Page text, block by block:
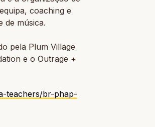
coaching e
de música.
pela Plum Village
e o Outrage +
teachers/br-phap-